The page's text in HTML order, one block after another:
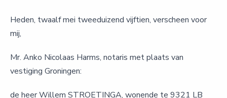
Heden, twaalf mei tweeduizend vijftien, verscheen voor
mij,
Mr. Anko Nicolaas Harms, notaris met plaats van
vestiging Groningen:
de heer Willem STROETINGA, wonende te 9321 LB